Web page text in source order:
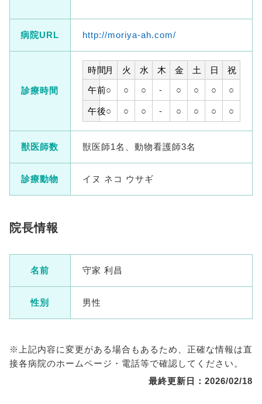
病院URL http://moriya-ah.com/
診療時間
時間月 火 水 木 金 土 日
祝
午前○ ○ ○ - ○ ○ ○ ○
午後○ ○ ○ - ○ ○ ○ ○
獣医師数 獣医師1名、動物看護師3名
診療動物 イヌ ネコ ウサギ
院長情報
名前 守家 利昌
性別 男性
※上記内容に変更がある場合もあるため、正確な情報は直
接各病院のホームページ・電話等で確認してください。
最終更新日：2026/02/18